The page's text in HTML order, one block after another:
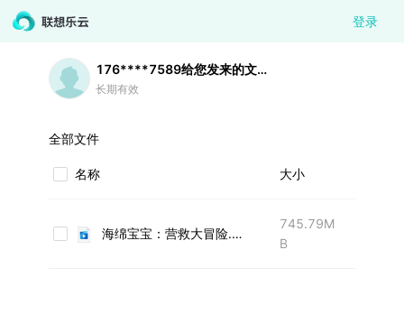
登录
176****7589给您发来的文件
长期有效
全部文件
名称 大小
海绵宝宝：营救大冒险.mp4
745.79M
B